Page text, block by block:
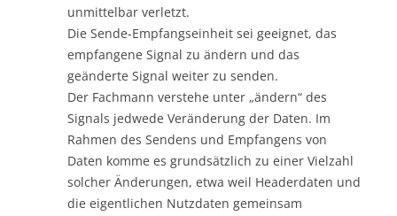
unmittelbar verletzt.
Die Sende-Empfangseinheit sei geeignet, das
empfangene Signal zu ändern und das
geänderte Signal weiter zu senden.
Der Fachmann verstehe unter „ändern“ des
Signals jedwede Veränderung der Daten. Im
Rahmen des Sendens und Empfangens von
Daten komme es grundsätzlich zu einer Vielzahl
solcher Änderungen, etwa weil Headerdaten und
die eigentlichen Nutzdaten gemeinsam